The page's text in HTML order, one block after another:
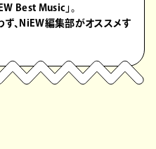
Best Music」。
、NiEW編集部がオススメす